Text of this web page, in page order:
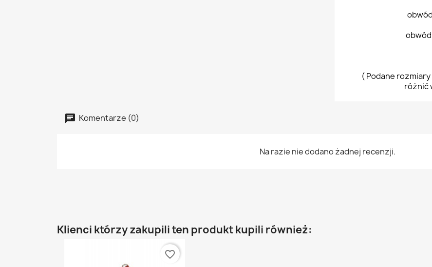
( Podane
różnić
Komentarze (0)
Na razie nie dodano żadnej recenzji.
Klienci którzy zakupili ten produkt kupili również:
favorite_border